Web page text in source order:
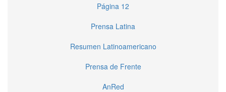
Página 12
Prensa Latina
Resumen Latinoamericano
Prensa de Frente
AnRed